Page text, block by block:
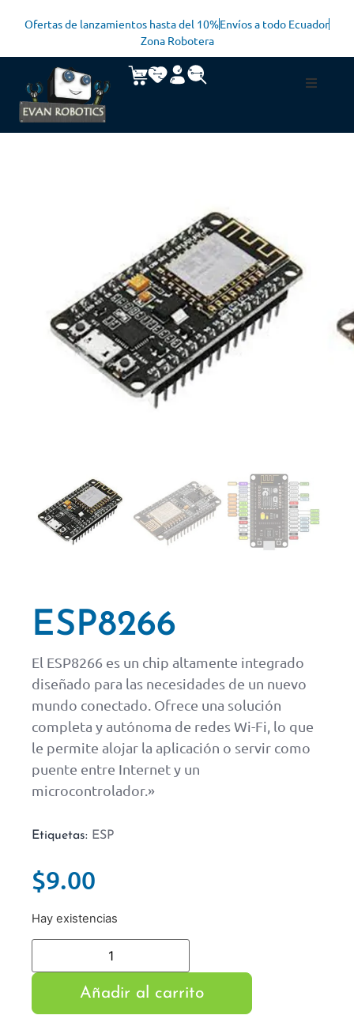
Ofertas de lanzamientos hasta del 10%Envíos a todo Ecuador
Zona Robotera
ESP8266
El ESP8266 es un chip altamente integrado
diseñado para las necesidades de un nuevo
mundo conectado. Ofrece una solución
completa y autónoma de redes Wi-Fi, lo que
le permite alojar la aplicación o servir como
puente entre Internet y un
microcontrolador.»
Etiquetas: ESP
$9.00
Hay existencias
Añadir al carrito